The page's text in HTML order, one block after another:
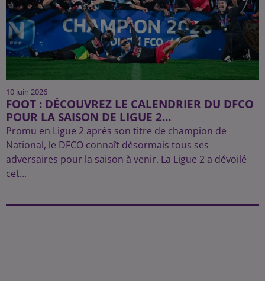
10 juin 2026
FOOT : DÉCOUVREZ LE CALENDRIER DU DFCO
POUR LA SAISON DE LIGUE 2...
Promu en Ligue 2 après son titre de champion de
National, le DFCO connaît désormais tous ses
adversaires pour la saison à venir. La Ligue 2 a dévoilé
cet...